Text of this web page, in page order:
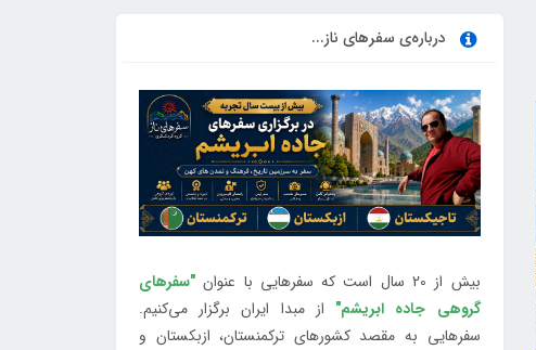
درباره‌ی سفرهای ناز...
بیش از 20 سال است که سفرهایی با عنوان
"سفرهای
گروهی جاده ابریشم" از مبدا ایران برگزار می‌کنیم.
سفرهایی به مقصد کشورهای ترکمنستان، ازبکستان و